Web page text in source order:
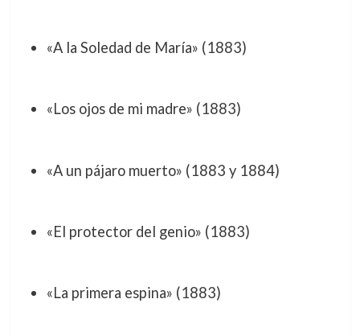
«A la Soledad de María» (1883)
«Los ojos de mi madre» (1883)
«A un pájaro muerto» (1883 y 1884)
«El protector del genio» (1883)
«La primera espina» (1883)